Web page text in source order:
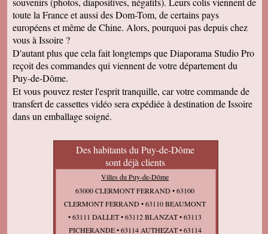
toute la France et aussi des Dom-Tom, de certains pays
européens et même de Chine. Alors, pourquoi pas depuis chez
vous à Issoire ?
D'autant plus que cela fait longtemps que Diaporama Studio Pro
reçoit des commandes qui viennent de votre département du
Puy-de-Dôme.
Et vous pouvez rester l'esprit tranquille, car votre commande de
transfert de cassettes vidéo sera expédiée à destination de Issoire
dans un emballage soigné.
Des habitants du Puy-de-Dôme
sont déjà clients
Villes du Puy-de-Dôme
63000 CLERMONT FERRAND • 63100
CLERMONT FERRAND • 63110 BEAUMONT
• 63111 DALLET • 63112 BLANZAT • 63113
PICHERANDE • 63114 AUTHEZAT • 63114